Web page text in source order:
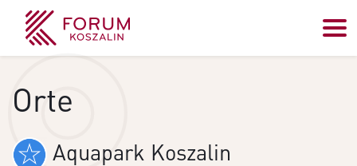
Orte
Aquapark Koszalin